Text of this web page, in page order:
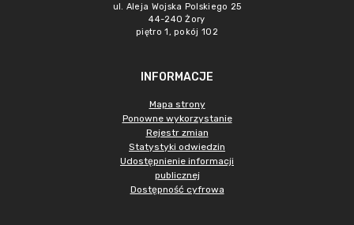
ul. Aleja Wojska Polskiego 25
44-240 Żory
piętro 1, pokój 102
INFORMACJE
Mapa strony
Ponowne wykorzystanie
Rejestr zmian
Statystyki odwiedzin
Udostępnienie informacji
publicznej
Dostępność cyfrowa